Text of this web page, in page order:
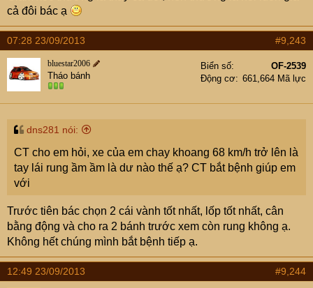
cả đôi bác ạ
07:28 23/09/2013 #9,243
bluestar2006
Tháo bánh
Biển số
OF-2539
Động cơ
661,664 Mã lực
dns281 nói:
CT cho em hỏi, xe của em chay khoang 68 km/h trở lên là
tay lái rung ầm ầm là dư nào thế ạ? CT bắt bệnh giúp em
với
Trước tiên bác chọn 2 cái vành tốt nhất, lốp tốt nhất, cân
bằng động và cho ra 2 bánh trước xem còn rung không ạ.
Không hết chúng mình bắt bệnh tiếp ạ.
12:49 23/09/2013 #9,244